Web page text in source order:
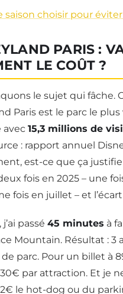
saison choisir pour
PARIS :
LE COÛT ?
le sujet qui fâche.
Paris est le parc le plus
avec 15,3 millions de
: rapport annuel
est-ce que ça justifie
fois en 2025 – une
fois en juillet – et
passé 45 minutes à
Mountain. Résultat : 3
parc. Pour un billet à
par attraction. Et je
le hot-dog ou du